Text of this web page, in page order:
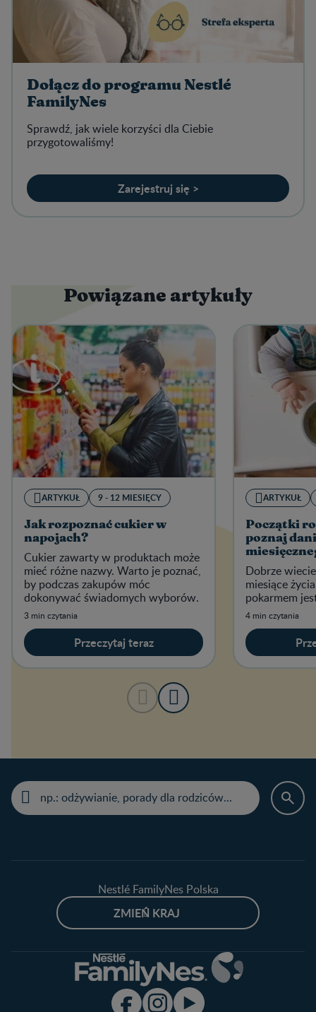
Dołącz do programu Nestlé
FamilyNes
Sprawdź, jak wiele korzyści dla Ciebie
przygotowaliśmy!
Zarejestruj się >
Powiązane artykuły
ARTYKUŁ 9 - 12 MIESIĘCY
Jak rozpoznać cukier w
napojach?
Cukier zawarty w produktach może
mieć różne nazwy. Warto je poznać,
by podczas zakupów móc
dokonywać świadomych wyborów.
3 min czytania
Przeczytaj teraz
ARTYKUŁ
Początki
poznaj
Dobrze
miesiące
pokarmem
4 min czytania
Nestlé FamilyNes Polska
ZMIEŃ KRAJ